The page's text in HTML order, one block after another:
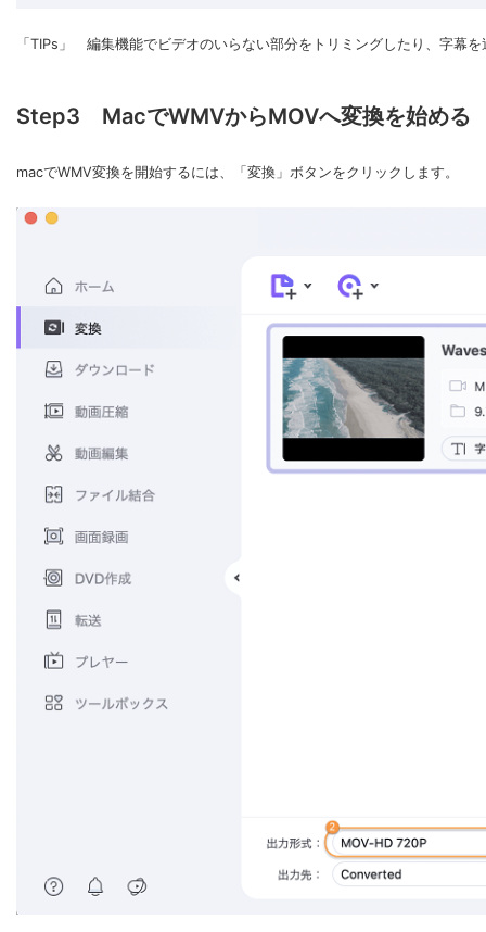
「TIPs」 編集機能でビデオのいらない部分をトリミングしたり、字幕
Step3 MacでWMVからMOVへ変換を始める
macでWMV変換を開始するには、「変換」ボタンをクリックします。